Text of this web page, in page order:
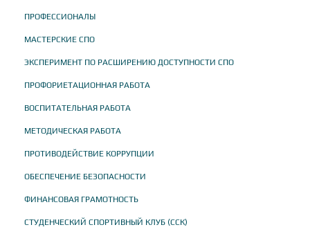
ПРОФЕССИОНАЛЫ
МАСТЕРСКИЕ СПО
ЭКСПЕРИМЕНТ ПО РАСШИРЕНИЮ ДОСТУПНОСТИ СПО
ПРОФОРИЕТАЦИОННАЯ РАБОТА
ВОСПИТАТЕЛЬНАЯ РАБОТА
МЕТОДИЧЕСКАЯ РАБОТА
ПРОТИВОДЕЙСТВИЕ КОРРУПЦИИ
ОБЕСПЕЧЕНИЕ БЕЗОПАСНОСТИ
ФИНАНСОВАЯ ГРАМОТНОСТЬ
СТУДЕНЧЕСКИЙ СПОРТИВНЫЙ КЛУБ (ССК)